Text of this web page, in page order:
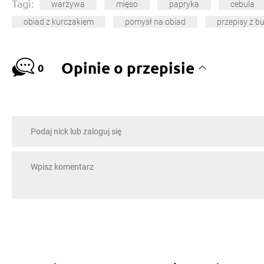
Tagi: warzywa mięso papryka cebula
obiad z kurczakiem
pomysł na obiad przepisy z
0 Opinie o przepisie